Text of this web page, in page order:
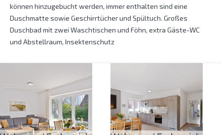
können hinzugebucht werden, immer enthalten sind eine
Duschmatte sowie Geschirrtücher und Spültuch. Großes
Duschbad mit zwei Waschtischen und Föhn, extra Gäste-WC
und Abstellraum, Insektenschutz